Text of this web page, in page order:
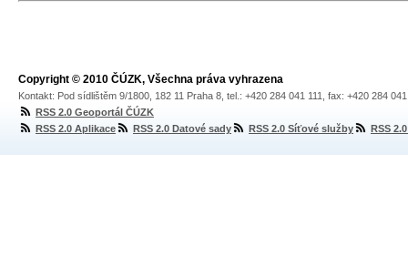
Copyright © 2010 ČÚZK, Všechna práva vyhrazena
Kontakt: Pod sídlištěm 9/1800, 182 11 Praha 8, tel.: +420 284 041 111, fax: +420 284
RSS 2.0 Geoportál ČÚZK
RSS 2.0 Aplikace
RSS 2.0 Datové sady RSS 2.0 Síťové služby RSS